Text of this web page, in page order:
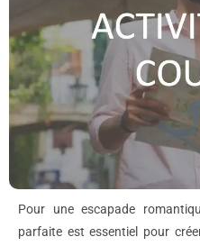
Pour une escapade
parfaite est essentiel pour